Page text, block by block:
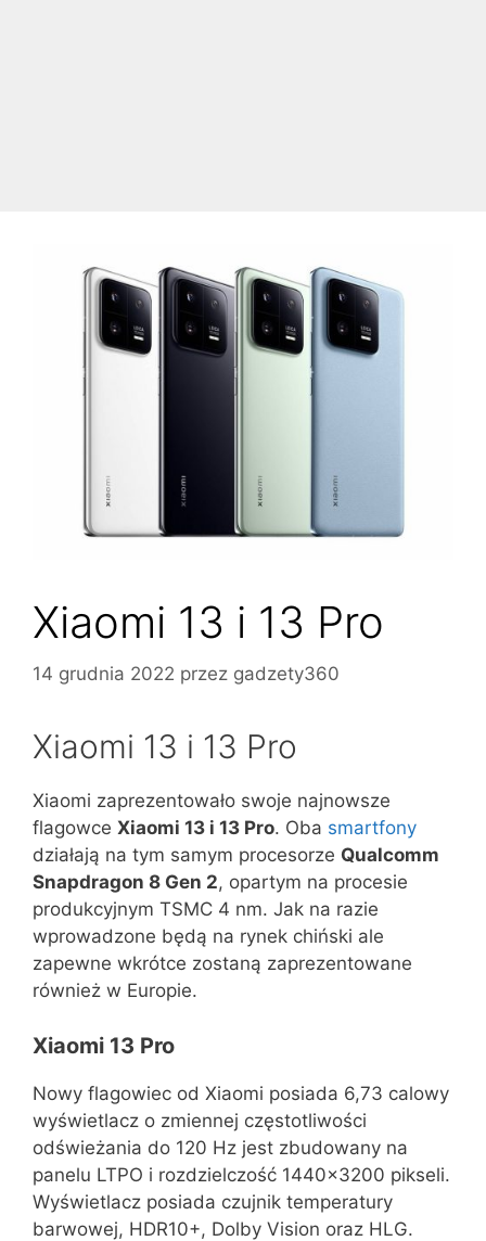
Xiaomi 13 i 13 Pro
14 grudnia 2022 przez gadzety360
Xiaomi 13 i 13 Pro
Xiaomi zaprezentowało swoje najnowsze
flagowce Xiaomi 13 i 13 Pro. Oba smartfony
działają na tym samym procesorze Qualcomm
Snapdragon 8 Gen 2, opartym na procesie
produkcyjnym TSMC 4 nm. Jak na razie
wprowadzone będą na rynek chiński ale
zapewne wkrótce zostaną zaprezentowane
również w Europie.
Xiaomi 13 Pro
Nowy flagowiec od Xiaomi posiada 6,73 calowy
wyświetlacz o zmiennej częstotliwości
odświeżania do 120 Hz jest zbudowany na
panelu LTPO i rozdzielczość 1440×3200 pikseli.
Wyświetlacz posiada czujnik temperatury
barwowej, HDR10+, Dolby Vision oraz HLG.